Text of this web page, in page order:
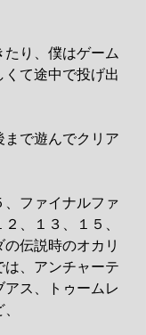
り、僕はゲーム
て途中で投げ出
で遊んでクリア
、ファイナルファ
、１３、１５、
伝説時のオカリ
、アンチャーテ
ス、トゥームレ